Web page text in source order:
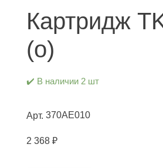
Картридж
(о)
✔️ В наличии 2 шт
Арт. 370AE010
2 368 ₽